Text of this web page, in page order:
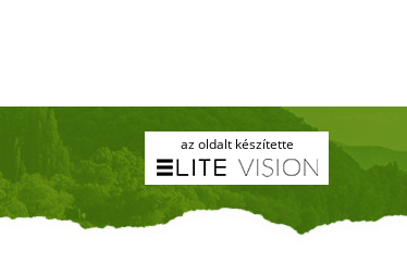
az oldalt készítette